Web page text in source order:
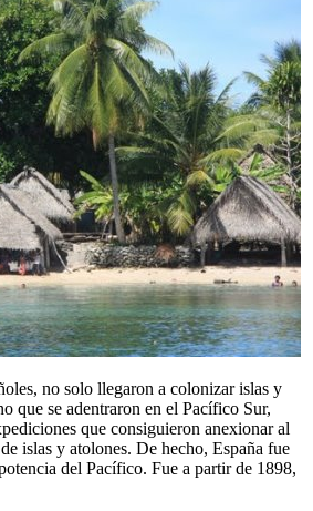
no solo llegaron a colonizar islas y
que se adentraron en el Pacífico Sur,
que consiguieron anexionar al
islas y atolones. De hecho, España fue
del Pacífico. Fue a partir de 1898,